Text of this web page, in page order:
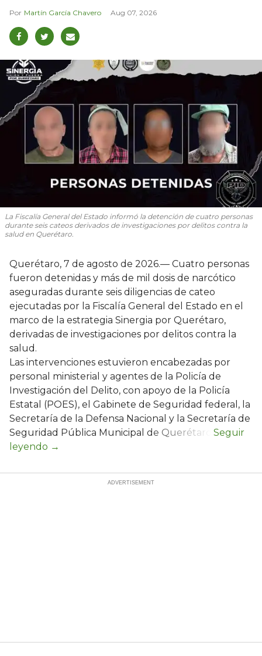
Martín García Chavero Aug 07, 2026
La Fiscalía General del Estado informó la detención de cuatro personas
durante seis cateos derivados de investigaciones por delitos contra la
salud en Querétaro.
Querétaro, 7 de agosto de 2026.— Cuatro personas
fueron detenidas y más de mil dosis de narcótico
aseguradas durante seis diligencias de cateo
ejecutadas por la Fiscalía General del Estado en el
marco de la estrategia Sinergia por Querétaro,
derivadas de investigaciones por delitos contra la
salud.
Las intervenciones estuvieron encabezadas por
personal ministerial y agentes de la Policía de
Investigación del Delito, con apoyo de la Policía
Estatal (POES), el Gabinete de Seguridad federal, la
Secretaría de la Defensa Nacional y la Secretaría de
Seguridad Pública Municipal de Querétaro.